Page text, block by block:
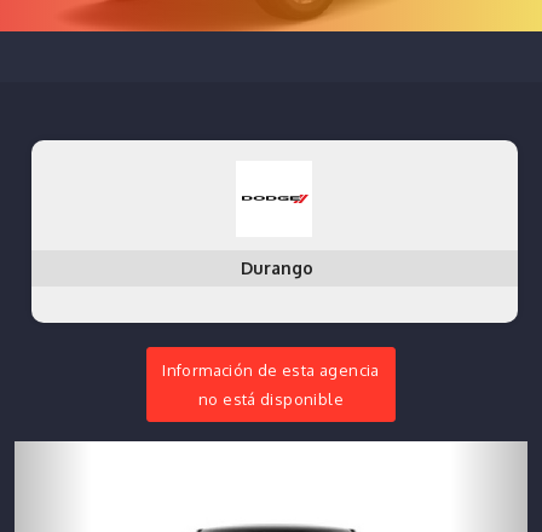
Durango
Información de esta agencia
no está disponible